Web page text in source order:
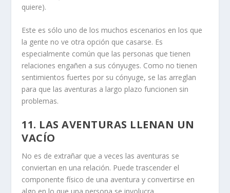
quiere).
Este es sólo uno de los muchos escenarios en los que
la gente no ve otra opción que casarse. Es
especialmente común que las personas que tienen
relaciones engañen a sus cónyuges. Como no tienen
sentimientos fuertes por su cónyuge, se las arreglan
para que las aventuras a largo plazo funcionen sin
problemas.
11. LAS AVENTURAS LLENAN UN
VACÍO
No es de extrañar que a veces las aventuras se
conviertan en una relación. Puede trascender el
componente físico de una aventura y convertirse en